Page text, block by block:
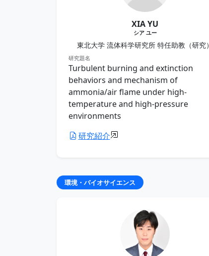
XIA YU
シア ユー
東北大学 流体科学研究所 特任助教（研究）
研究題名
Turbulent burning and extinction
behaviors and mechanism of
ammonia/air flame under high-
temperature and high-pressure
environments
研究紹介
環境・バイオサイエンス